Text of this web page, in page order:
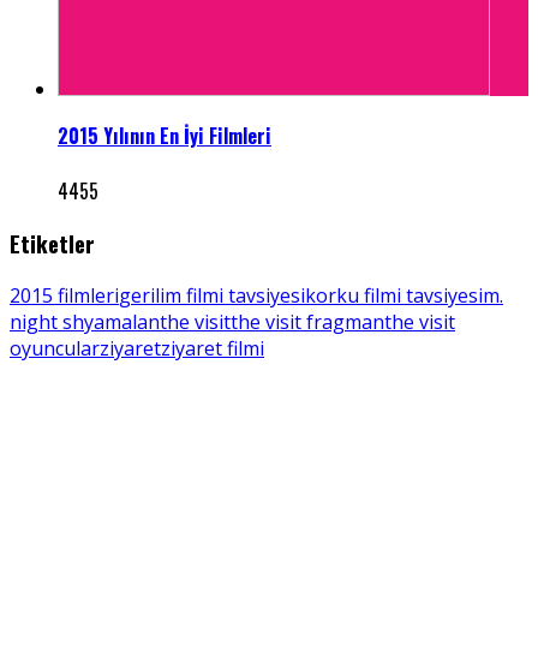
2015 Yılının En İyi Filmleri
4455
Etiketler
2015 filmlerigerilim filmi tavsiyesikorku filmi tavsiyesim.
night shyamalanthe visitthe visit fragmanthe visit
oyuncularziyaretziyaret filmi